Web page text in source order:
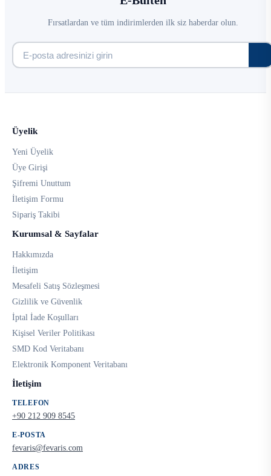
Fırsatlardan ve tüm indirimlerden ilk siz haberdar olun.
Üyelik
Yeni Üyelik
Üye Girişi
Şifremi Unuttum
İletişim Formu
Sipariş Takibi
Kurumsal & Sayfalar
Hakkımızda
İletişim
Mesafeli Satış Sözleşmesi
Gizlilik ve Güvenlik
İptal İade Koşulları
Kişisel Veriler Politikası
SMD Kod Veritabanı
Elektronik Komponent Veritabanı
İletişim
TELEFON
+90 212 909 8545
E-POSTA
fevaris@fevaris.com
ADRES